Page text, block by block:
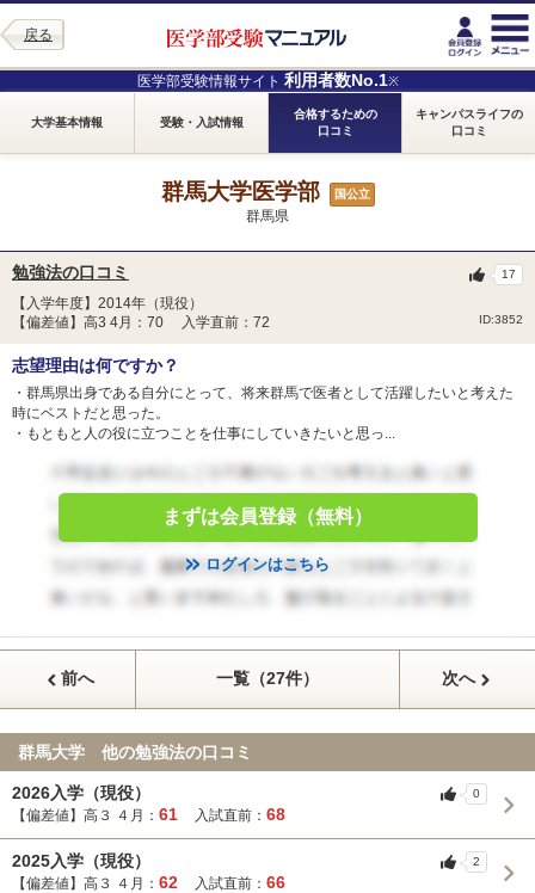
戻る
医学部受験情報サイト 利用者数No.1※
大学基本情報 受験・入試情報
合格するための
口コミ
キャンパスライフの
口コミ
群馬大学医学部 国公立
群馬県
勉強法の口コミ
【入学年度】2014年（現役）
【偏差値】高3 4月：70 入学直前：72
ID:3852
17
志望理由は何ですか？
・群馬県出身である自分にとって、将来群馬で医者として活躍したいと考えた
時にベストだと思った。
・もともと人の役に立つことを仕事にしていきたいと思っ...
まずは会員登録（無料）
ログインはこちら
前へ 一覧（27件） 次へ
群馬大学 他の勉強法の口コミ
2026入学（現役）
【偏差値】高３ ４月： 61 入試直前： 68
0
2025入学（現役）
【偏差値】高３ ４月： 62 入試直前： 66
2